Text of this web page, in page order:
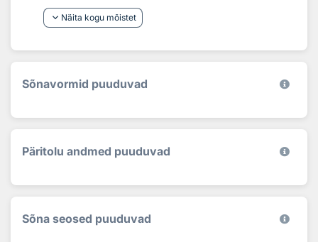
keyboard_arrow_down Näita kogu mõistet
Sõnavormid puuduvad
Päritolu andmed puuduvad
Sõna seosed puuduvad